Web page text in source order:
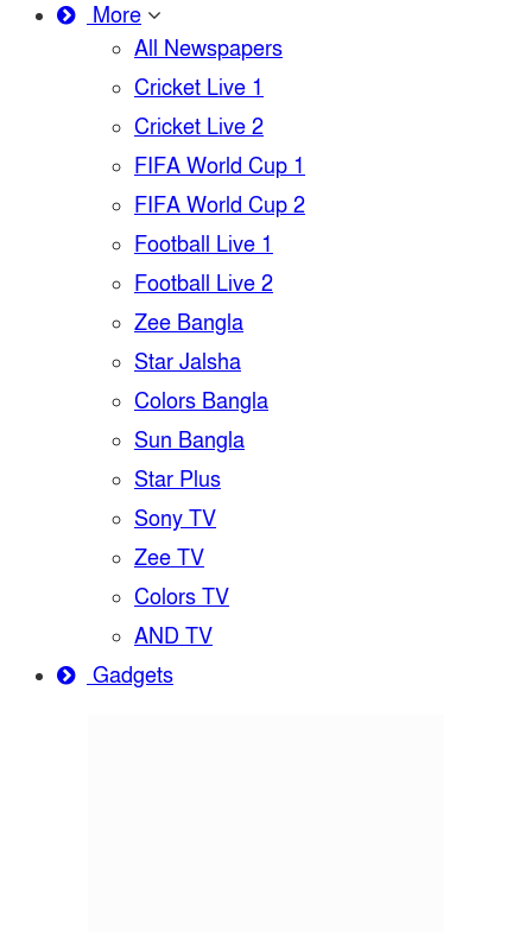
More
All Newspapers
Cricket Live 1
Cricket Live 2
FIFA World Cup 1
FIFA World Cup 2
Football Live 1
Football Live 2
Zee Bangla
Star Jalsha
Colors Bangla
Sun Bangla
Star Plus
Sony TV
Zee TV
Colors TV
AND TV
Gadgets